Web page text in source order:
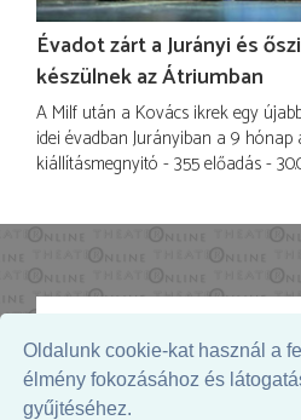
Oldalunk cookie-kat használ a
élmény fokozásához és
gyűjtéséhez.
Évadot zárt a Jurányi és
készülnek az Átriumban
A Milf után a Kovács ikrek egy
idei évadban Jurányiban a 9 hónap
kiállításmegnyitó - 355 előadás -
Az oldal megjelenését támogatja: